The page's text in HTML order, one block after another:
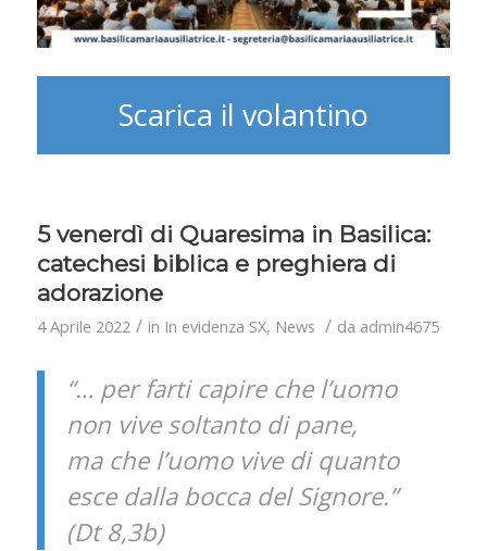
Scarica il volantino
5 venerdì di Quaresima in Basilica:
catechesi biblica e preghiera di
adorazione
4 Aprile 2022 / in In evidenza SX, News / da admin4675
“… per farti capire che l’uomo
non vive soltanto di pane,
ma che l’uomo vive di quanto
esce dalla bocca del Signore.”
(Dt 8,3b)